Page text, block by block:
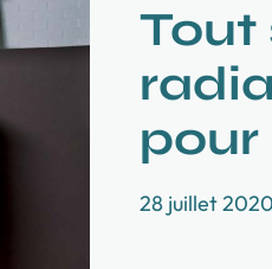
Tout
pour
28 juillet